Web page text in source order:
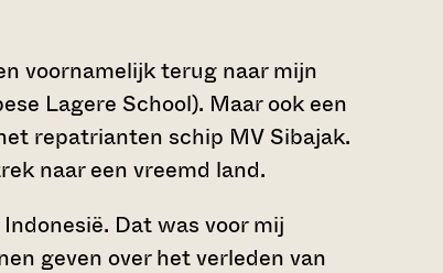
voornamelijk terug naar mijn
Lagere School). Maar ook een
repatrianten schip MV Sibajak.
naar een vreemd land.
Dat was voor mij
geven over het verleden van